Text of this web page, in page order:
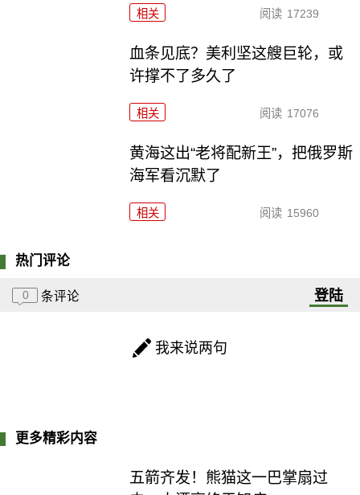
相关 阅读 17239
血条见底？美利坚这艘巨轮，或
许撑不了多久了
相关 阅读 17076
黄海这出“老将配新王”，把俄罗斯
海军看沉默了
相关 阅读 15960
热门评论
0 条评论 登陆
我来说两句
更多精彩内容
五箭齐发！熊猫这一巴掌扇过